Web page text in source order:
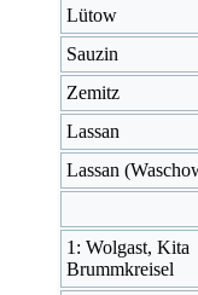
Lütow
Sauzin
Zemitz
Lassan
Lassan
1: Wolgast, Kita
Brummkreisel